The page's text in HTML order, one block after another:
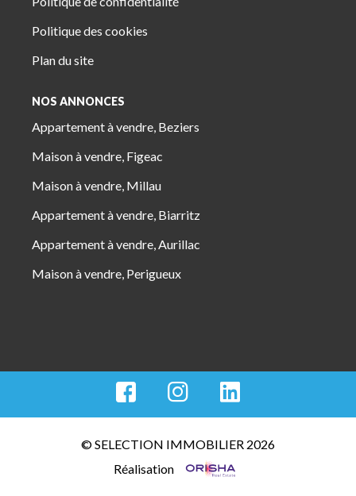
Politique des cookies
Plan du site
NOS ANNONCES
Appartement à vendre, Beziers
Maison à vendre, Figeac
Maison à vendre, Millau
Appartement à vendre, Biarritz
Appartement à vendre, Aurillac
Maison à vendre, Perigueux
© SELECTION IMMOBILIER 2026
Réalisation